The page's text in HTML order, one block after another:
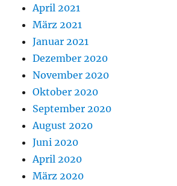
April 2021
März 2021
Januar 2021
Dezember 2020
November 2020
Oktober 2020
September 2020
August 2020
Juni 2020
April 2020
März 2020